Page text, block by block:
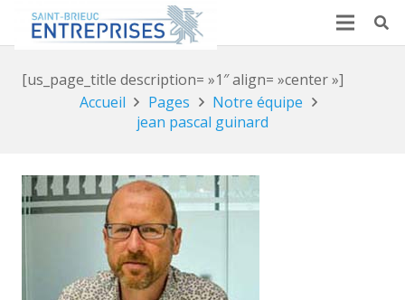
[us_page_title description= »1″ align= »center »]
Accueil
Pages
Notre équipe
jean pascal guinard